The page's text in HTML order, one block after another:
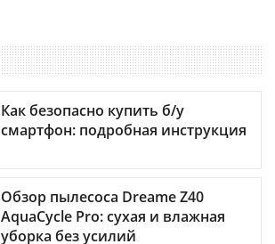
Как безопасно купить б/у
смартфон: подробная инструкция
Обзор пылесоса Dreame Z40
AquaCycle Pro: сухая и влажная
уборка без усилий